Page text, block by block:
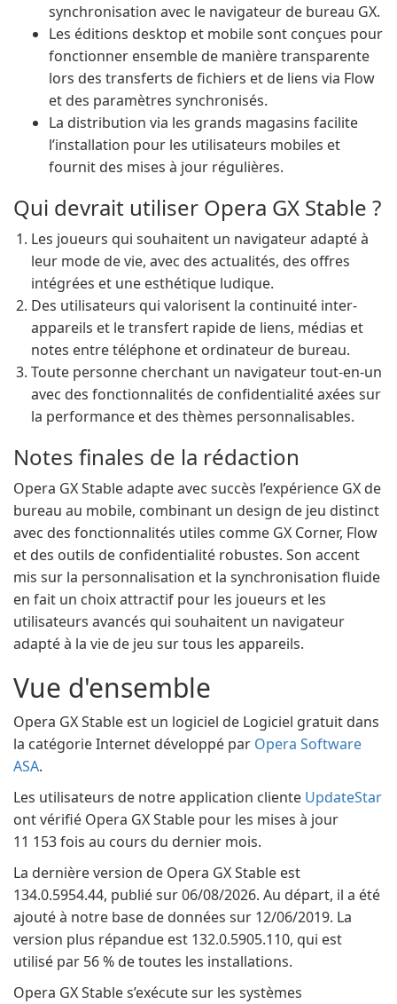
synchronisation avec le navigateur de bureau GX.
Les éditions desktop et mobile sont conçues pour
fonctionner ensemble de manière transparente
lors des transferts de fichiers et de liens via Flow
et des paramètres synchronisés.
La distribution via les grands magasins facilite
l’installation pour les utilisateurs mobiles et
fournit des mises à jour régulières.
Qui devrait utiliser Opera GX Stable ?
Les joueurs qui souhaitent un navigateur adapté à
leur mode de vie, avec des actualités, des offres
intégrées et une esthétique ludique.
Des utilisateurs qui valorisent la continuité inter-
appareils et le transfert rapide de liens, médias et
notes entre téléphone et ordinateur de bureau.
Toute personne cherchant un navigateur tout-en-un
avec des fonctionnalités de confidentialité axées sur
la performance et des thèmes personnalisables.
Notes finales de la rédaction
Opera GX Stable adapte avec succès l’expérience GX de
bureau au mobile, combinant un design de jeu distinct
avec des fonctionnalités utiles comme GX Corner, Flow
et des outils de confidentialité robustes. Son accent
mis sur la personnalisation et la synchronisation fluide
en fait un choix attractif pour les joueurs et les
utilisateurs avancés qui souhaitent un navigateur
adapté à la vie de jeu sur tous les appareils.
Vue d'ensemble
Opera GX Stable est un logiciel de Logiciel gratuit dans
la catégorie Internet développé par Opera Software
ASA.
Les utilisateurs de notre application cliente UpdateStar
ont vérifié Opera GX Stable pour les mises à jour
11 153 fois au cours du dernier mois.
La dernière version de Opera GX Stable est
134.0.5954.44, publié sur 06/08/2026. Au départ, il a été
ajouté à notre base de données sur 12/06/2019. La
version plus répandue est 132.0.5905.110, qui est
utilisé par 56 % de toutes les installations.
Opera GX Stable s’exécute sur les systèmes